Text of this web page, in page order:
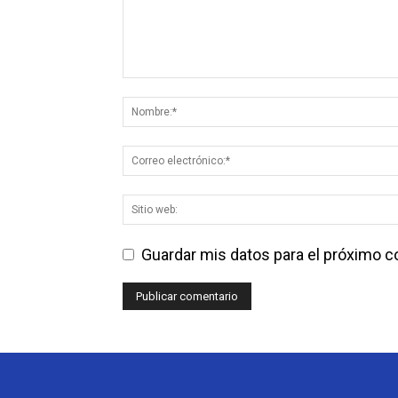
Guardar mis datos para el próximo